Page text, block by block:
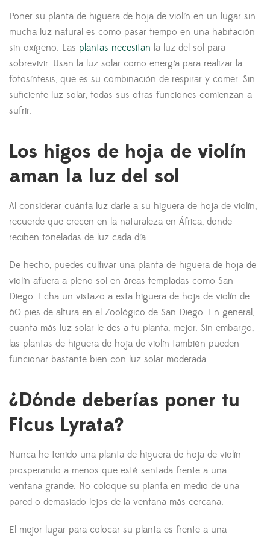
Poner su planta de higuera de hoja de violín en un lugar sin
mucha luz natural es como pasar tiempo en una habitación
sin oxígeno. Las plantas necesitan la luz del sol para
sobrevivir. Usan la luz solar como energía para realizar la
fotosíntesis, que es su combinación de respirar y comer. Sin
suficiente luz solar, todas sus otras funciones comienzan a
sufrir.
Los higos de hoja de violín
aman la luz del sol
Al considerar cuánta luz darle a su higuera de hoja de violín,
recuerde que crecen en la naturaleza en África, donde
reciben toneladas de luz cada día.
De hecho, puedes cultivar una planta de higuera de hoja de
violín afuera a pleno sol en áreas templadas como San
Diego. Echa un vistazo a esta higuera de hoja de violín de
60 pies de altura en el Zoológico de San Diego. En general,
cuanta más luz solar le des a tu planta, mejor. Sin embargo,
las plantas de higuera de hoja de violín también pueden
funcionar bastante bien con luz solar moderada.
¿Dónde deberías poner tu
Ficus Lyrata?
Nunca he tenido una planta de higuera de hoja de violín
prosperando a menos que esté sentada frente a una
ventana grande. No coloque su planta en medio de una
pared o demasiado lejos de la ventana más cercana.
El mejor lugar para colocar su planta es frente a una